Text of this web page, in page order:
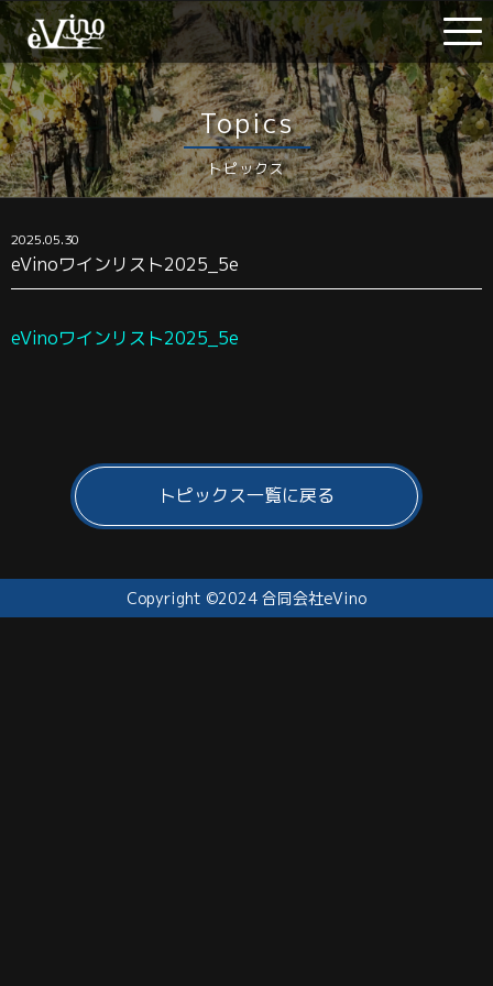
Topics
トピックス
2025.05.30
eVinoワインリスト2025_5e
eVinoワインリスト2025_5e
トピックス一覧に戻る
Copyright ©2024 合同会社eVino